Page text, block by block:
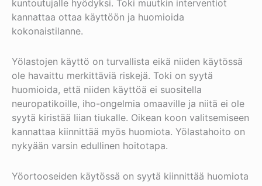
kuntoutujalle hyödyksi. Toki muutkin interventiot
kannattaa ottaa käyttöön ja huomioida
kokonaistilanne.
Yölastojen käyttö on turvallista eikä niiden käytössä
ole havaittu merkittäviä riskejä. Toki on syytä
huomioida, että niiden käyttöä ei suositella
neuropatikoille, iho-ongelmia omaaville ja niitä ei ole
syytä kiristää liian tiukalle. Oikean koon valitsemiseen
kannattaa kiinnittää myös huomiota. Yölastahoito on
nykyään varsin edullinen hoitotapa.
Yöortooseiden käytössä on syytä kiinnittää huomiota